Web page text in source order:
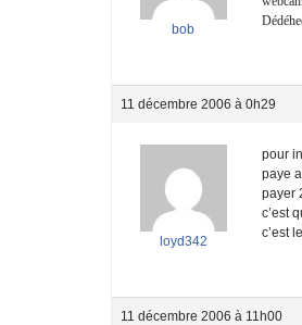
bob
11 décembre 2006 à 0h29
loyd342
pour
paye
payer
c’est
c’est
11 décembre 2006 à 11h00